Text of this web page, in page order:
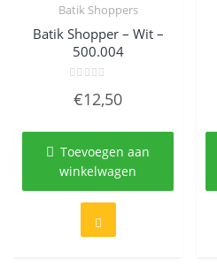
Batik Shoppers
Batik Shopper – Wit –
500.004
0
uit
€12,50
Toevoegen aan
winkelwagen